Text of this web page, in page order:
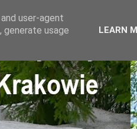
user-agent
usage
LEARN